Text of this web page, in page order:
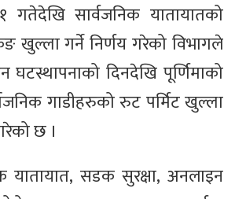
सार्वजनिक यातायातको
खुल्ला गर्ने निर्णय गरेको विभागले
घटस्थापनाको दिनदेखि पूर्णिमाको
गाडीहरुको रुट पर्मिट खुल्ला
छ ।
यातायात, सडक सुरक्षा, अनलाइन